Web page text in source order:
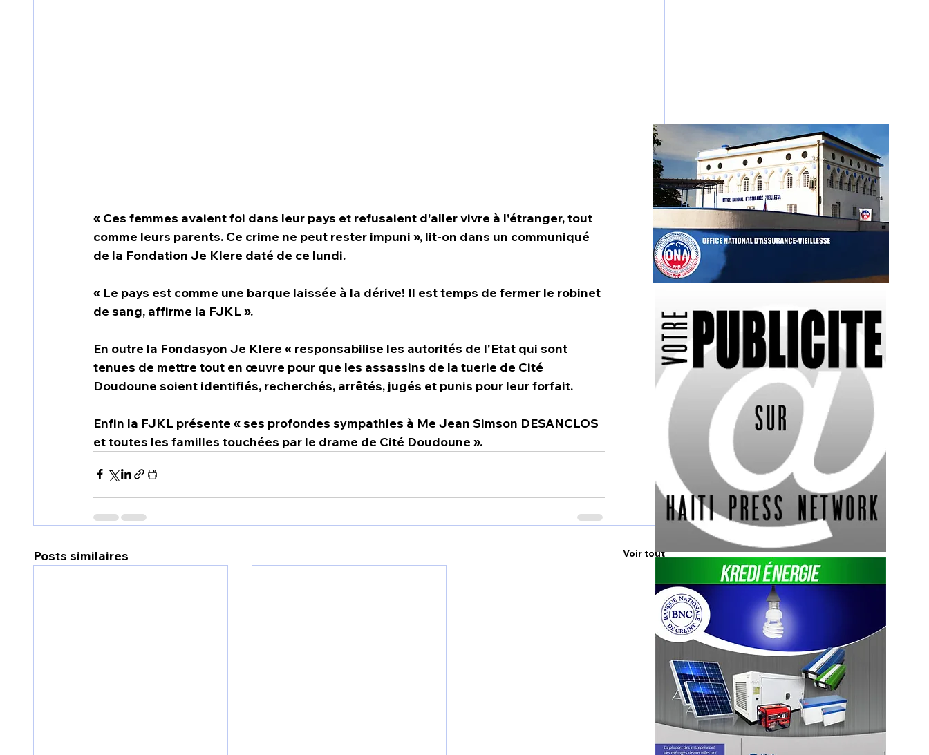
« Ces femmes avaient foi dans leur pays et refusaient d'aller vivre à l'étranger, tout
comme leurs parents. Ce crime ne peut rester impuni », lit-on dans un communiqué
de la Fondation Je Klere daté de ce lundi.
« Le pays est comme une barque laissée à la dérive! Il est temps de fermer le robinet
de sang, affirme la FJKL ».
En outre la Fondasyon Je Klere « responsabilise les autorités de l'Etat qui sont
tenues de mettre tout en œuvre pour que les assassins de la tuerie de Cité
Doudoune soient identifiés, recherchés, arrêtés, jugés et punis pour leur forfait.
Enfin la FJKL présente « ses profondes sympathies à Me Jean Simson DESANCLOS
et toutes les familles touchées par le drame de Cité Doudoune ».
Posts similaires Voir tout